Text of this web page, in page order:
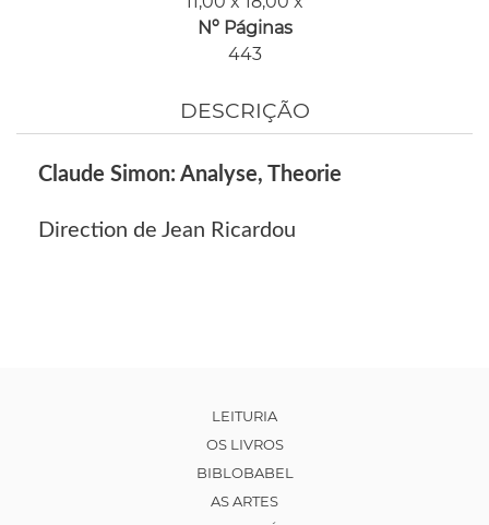
Nº Páginas
443
DESCRIÇÃO
Claude Simon: Analyse, Theorie
Direction de Jean Ricardou
LEITURIA
OS LIVROS
BIBLOBABEL
AS ARTES